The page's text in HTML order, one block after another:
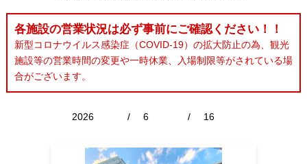
各施設の営業状況は必ず事前にご確認ください！！
新型コロナウイルス感染症（COVID-19）の拡大防止の為、観光
施設等の営業時間の変更や一時休業、入場制限等がされている場
合がございます。
/ /